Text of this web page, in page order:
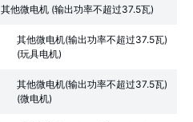
其他微电机 (输出功率不超过37.5瓦)
其他微电机(输出功率不超过37.5瓦)
(玩具电机)
其他微电机(输出功率不超过37.5瓦)
(微电机)